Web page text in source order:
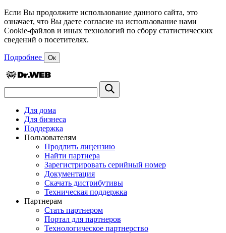
Если Вы продолжите использование данного сайта, это
означает, что Вы даете согласие на использование нами
Cookie-файлов и иных технологий по сбору статистических
сведений о посетителях.
Подробнее Ок
Для дома
Для бизнеса
Поддержка
Пользователям
Продлить лицензию
Найти партнера
Зарегистрировать серийный номер
Документация
Скачать дистрибутивы
Техническая поддержка
Партнерам
Стать партнером
Портал для партнеров
Технологическое партнерство